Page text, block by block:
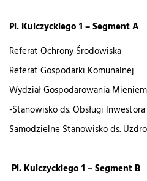
Pl. Kulczyckiego 1 – Segment A
Referat Ochrony Środowiska
Referat Gospodarki Komunalnej
Wydział Gospodarowania
-Stanowisko ds. Obsługi Inwestora
Samodzielne Stanowisko ds.
Pl. Kulczyckiego 1 – Segment B